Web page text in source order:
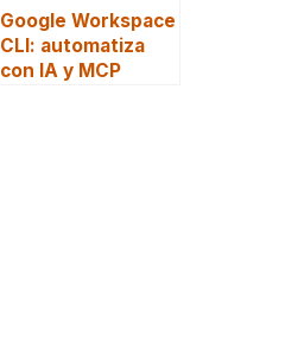
Google Workspace
CLI: automatiza
con IA y MCP